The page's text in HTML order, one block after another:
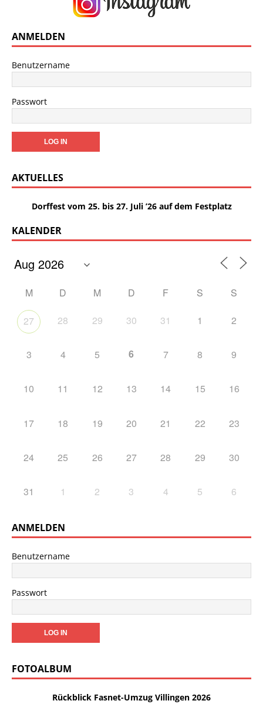
ANMELDEN
Benutzername
Passwort
AKTUELLES
Dorffest vom 25. bis 27. Juli ’26 auf dem Festplatz
KALENDER
M D M D F S S
27 28 29 30 31 1 2
3 4 5 6 7 8 9
10 11 12 13 14 15 16
17 18 19 20 21 22 23
24 25 26 27 28 29 30
31 1 2 3 4 5 6
ANMELDEN
Benutzername
Passwort
FOTOALBUM
Rückblick Fasnet-Umzug Villingen 2026